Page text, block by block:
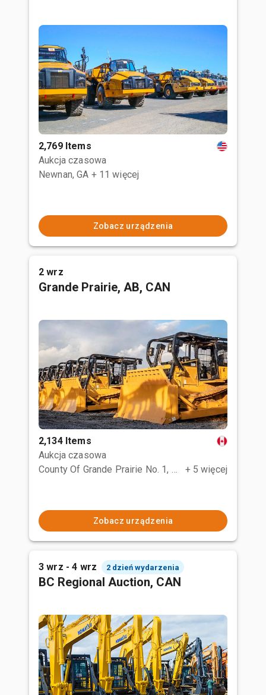
2,769 Items
Aukcja czasowa
Newnan, GA + 11 więcej
Zobacz urządzenia
2 wrz
Grande Prairie, AB, CAN
2,134 Items
Aukcja czasowa
County Of Grande Prairie No. 1, AB
+ 5 więcej
Zobacz urządzenia
3 wrz - 4 wrz 2 dzień wydarzenia
BC Regional Auction, CAN